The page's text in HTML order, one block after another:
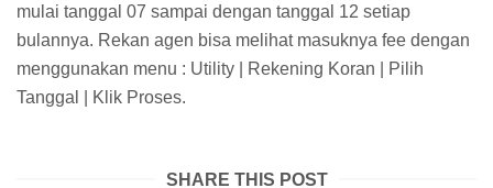
mulai tanggal 07 sampai dengan tanggal 12 setiap
bulannya. Rekan agen bisa melihat masuknya fee dengan
menggunakan menu : Utility | Rekening Koran | Pilih
Tanggal | Klik Proses.
SHARE THIS POST